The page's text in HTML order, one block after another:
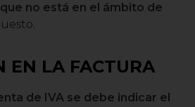
no está en el ámbito de
EN LA FACTURA
de IVA se debe indicar el